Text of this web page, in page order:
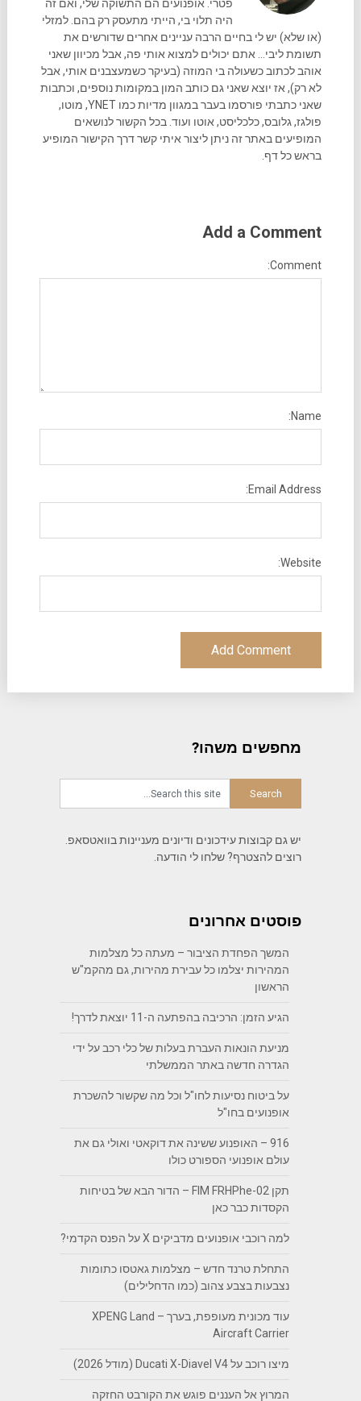
פטרי. אופנועים הם התשוקה שלי, ואם זה
היה תלוי בי, הייתי מתעסק רק בהם. למזלי
(או שלא) יש לי בחיים הרבה עניינים אחרים שדורשים את
תשומת ליבי... אתם יכולים למצוא אותי פה, אבל מכיוון שאני
אוהב לכתוב כשעולה בי המוזה (בעיקר כשמעצבנים אותי, אבל
לא רק), אז יוצא שאני גם כותב המון במקומות נוספים, וכתבות
שאני כתבתי פורסמו בעבר במגוון מדיות כמו YNET, מוטו,
פולגז, גלובס, כלכליסט, אוטו ועוד. בכל הקשור לנושאים
המופיעים באתר זה ניתן ליצור איתי קשר דרך הקישור המופיע
בראש כל דף.
Add a Comment
Comment:
Name:
Email Address:
Website:
מחפשים משהו?
יש גם קבוצות עידכונים ודיונים מעניינות בוואטסאפ.
רוצים להצטרף? שלחו לי הודעה.
פוסטים אחרונים
המשך הפחדת הציבור – מעתה כל מצלמות
המהירות יצלמו כל עבירת מהירות, גם מהקמ"ש
הראשון
הגיע הזמן: הרכיבה בהפתעה ה-11 יוצאת לדרך!
מניעת הונאות העברת בעלות של כלי רכב על ידי
הגדרה חדשה באתר הממשלתי
על ביטוח נסיעות לחו"ל וכל מה שקשור להשכרת
אופנועים בחו"ל
916 – האופנוע ששינה את דוקאטי ואולי גם את
עולם אופנועי הספורט כולו
תקן FIM FRHPhe-02 – הדור הבא של בטיחות
הקסדות כבר כאן
למה רוכבי אופנועים מדביקים X על הפנס הקדמי?
התחלת טרנד חדש – מצלמות גאטסו כתומות
נצבעות בצבע צהוב (כמו הדחלילים)
עוד מכונית מעופפת, בערך – XPENG Land
Aircraft Carrier
מיצו רוכב על Ducati X-Diavel V4 (מודל 2026)
המרוץ אל העננים פוגש את הקורבט החזקה